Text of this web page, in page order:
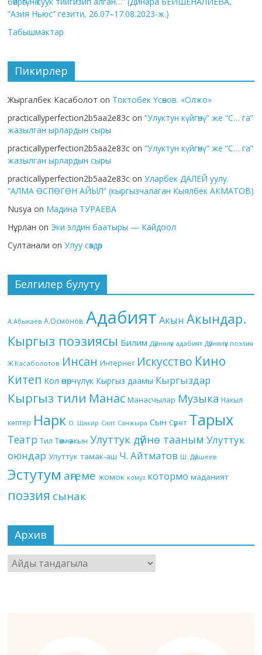
“Азия Ньюс” гезити, 26.07–17.08.2023-ж.)
Табышмактар
Пикирлер
Жыргалбек Касаболот on Токтобек Үсөнов. «Олжо»
practicallyperfection2b5aa2e83c on“Улуктун күйгөнү” же “С… га”
жазылган ырлардын сыры
practicallyperfection2b5aa2e83c on“Улуктун күйгөнү” же “С… га”
жазылган ырлардын сыры
practicallyperfection2b5aa2e83c onУларбек ДАЛЕЙ уулу.
“АЛМА ӨСПӨГӨН АЙЫЛ” (кыргызчалаган Кыялбек АКМАТОВ)
Nusya on Мадина ТУРАЕВА
Нұрлан on Эки элдин баатыры — Кайдоол
Султанали onУлуу сөздөр
Белгилер булуту
А.Абыкаев А.Осмонов Адабият Акын Акындар.
Кыргыз поэзиясы Билим Дүйнөлүк адабият Дүйнөлүк поэзия
Ж.Касаболотов Инсан Интернет Искусство Кино
Китеп Кол өнөрчүлүк Кыргыз даамы Кыргыздар
Кыргыз тили Манас Манасчылар Музыка Накыл
кептер Нарк О. Шакир Салт Санжыра Сын Сүрөт Тарых
Театр Тил Төкмө акын Улуттук дүйнө тааным Улуттук
оюндар Улуттук тамак-аш Ч. Айтматов Ш. Дүйшеев
Эстутум аңгеме жомок комуз котормо маданият
поэзия сынак
Архив
Архив